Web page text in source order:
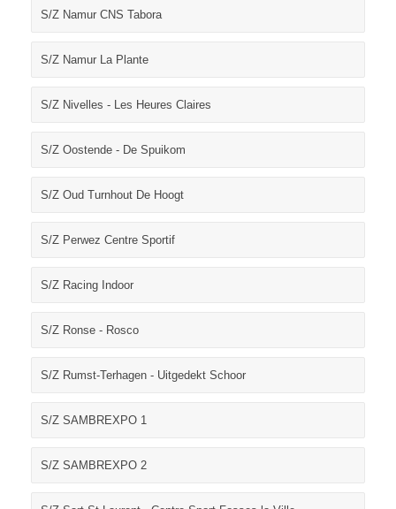
S/Z Namur CNS Tabora
S/Z Namur La Plante
S/Z Nivelles - Les Heures Claires
S/Z Oostende - De Spuikom
S/Z Oud Turnhout De Hoogt
S/Z Perwez Centre Sportif
S/Z Racing Indoor
S/Z Ronse - Rosco
S/Z Rumst-Terhagen - Uitgedekt Schoor
S/Z SAMBREXPO 1
S/Z SAMBREXPO 2